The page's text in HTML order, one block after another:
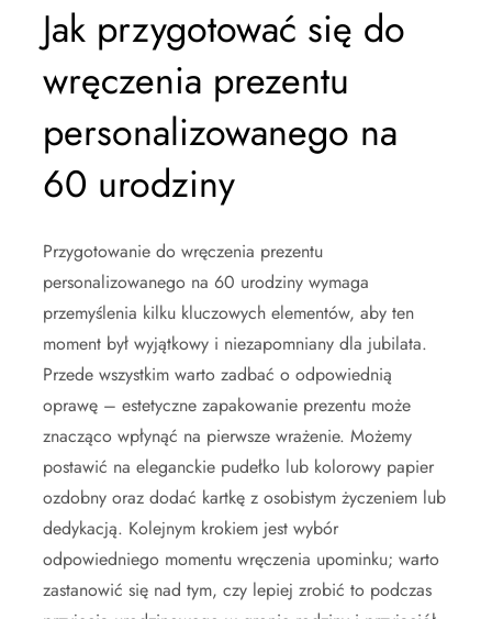
Jak przygotować się do
wręczenia prezentu
personalizowanego na
60 urodziny
Przygotowanie do wręczenia prezentu
personalizowanego na 60 urodziny wymaga
przemyślenia kilku kluczowych elementów, aby ten
moment był wyjątkowy i niezapomniany dla jubilata.
Przede wszystkim warto zadbać o odpowiednią
oprawę – estetyczne zapakowanie prezentu może
znacząco wpłynąć na pierwsze wrażenie. Możemy
postawić na eleganckie pudełko lub kolorowy papier
ozdobny oraz dodać kartkę z osobistym życzeniem lub
dedykacją. Kolejnym krokiem jest wybór
odpowiedniego momentu wręczenia upominku; warto
zastanowić się nad tym, czy lepiej zrobić to podczas